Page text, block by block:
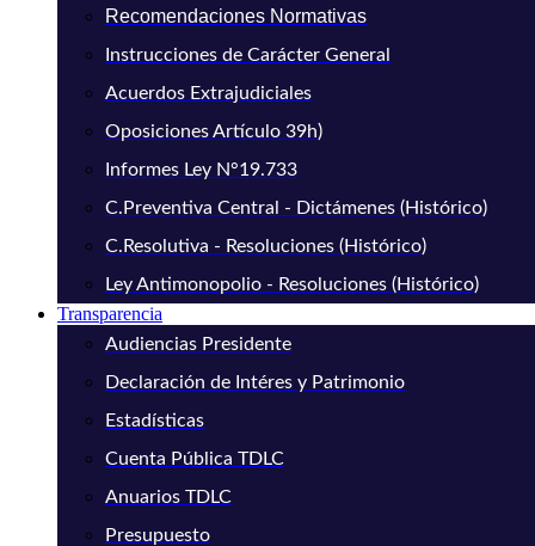
Recomendaciones Normativas
Instrucciones de Carácter General
Acuerdos Extrajudiciales
Oposiciones Artículo 39h)
Informes Ley N°19.733
C.Preventiva Central - Dictámenes (Histórico)
C.Resolutiva - Resoluciones (Histórico)
Ley Antimonopolio - Resoluciones (Histórico)
Transparencia
Audiencias Presidente
Declaración de Intéres y Patrimonio
Estadísticas
Cuenta Pública TDLC
Anuarios TDLC
Presupuesto